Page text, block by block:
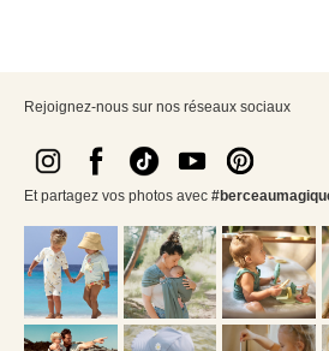
Rejoignez-nous sur nos réseaux sociaux
Et partagez vos photos avec